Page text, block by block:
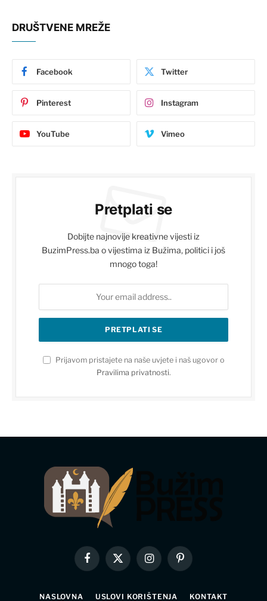
DRUŠTVENE MREŽE
Facebook Twitter
Pinterest Instagram
YouTube Vimeo
Pretplati se
Dobijte najnovije kreativne vijesti iz
BuzimPress.ba o vijestima iz Bužima, politici i još
mnogo toga!
Prijavom pristajete na naše uvjete i naš ugovor o
Pravilima privatnosti.
Facebook
X
(Twitter)
InstagramPinterest
NASLOVNA USLOVI KORIŠTENJA KONTAKT